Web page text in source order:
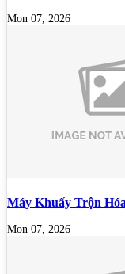
Mon 07, 2026
Máy Khuấy Trộn
Mon 07, 2026